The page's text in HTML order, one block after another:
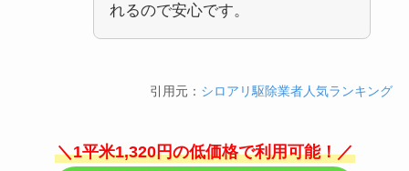
れるので安心です。
引用元： シロアリ駆除業者人気ランキング
＼1平米1,320円の低価格で利用可能！／